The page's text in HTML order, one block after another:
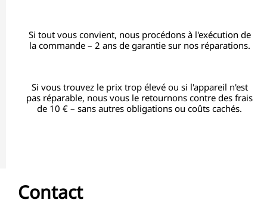
Si tout vous convient, nous procédons à l'exécution de
la commande – 2 ans de garantie sur nos réparations.
Si vous trouvez le prix trop élevé ou si l'appareil n'est
pas réparable, nous vous le retournons contre des frais
de 10 € – sans autres obligations ou coûts cachés.
Contact